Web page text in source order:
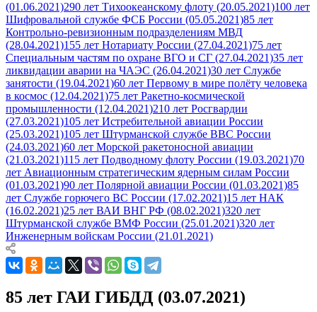
(01.06.2021)290 лет Тихоокеанскому флоту (20.05.2021)100 лет
Шифровальной службе ФСБ России (05.05.2021)85 лет
Контрольно-ревизионным подразделениям МВД
(28.04.2021)155 лет Нотариату России (27.04.2021)75 лет
Специальным частям по охране ВГО и СГ (27.04.2021)35 лет
ликвидации аварии на ЧАЭС (26.04.2021)30 лет Службе
занятости (19.04.2021)60 лет Первому в мире полёту человека
в космос (12.04.2021)75 лет Ракетно-космической
промышленности (12.04.2021)210 лет Росгвардии
(27.03.2021)105 лет Истребительной авиации России
(25.03.2021)105 лет Штурманской службе ВВС России
(24.03.2021)60 лет Морской ракетоносной авиации
(21.03.2021)115 лет Подводному флоту России (19.03.2021)70
лет Авиационным стратегическим ядерным силам России
(01.03.2021)90 лет Полярной авиации России (01.03.2021)85
лет Службе горючего ВС России (17.02.2021)15 лет НАК
(16.02.2021)25 лет ВАИ ВНГ РФ (08.02.2021)320 лет
Штурманской службе ВМФ России (25.01.2021)320 лет
Инженерным войскам России (21.01.2021)
85 лет ГАИ ГИБДД (03.07.2021)